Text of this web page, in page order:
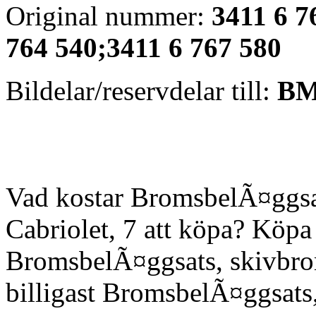
Original nummer: 3411 6
764 540;3411 6 767 580
Bildelar/reservdelar till:
Vad kostar
Cabriolet, 7 att köpa?
BromsbelÃ¤ggsats,
billigast